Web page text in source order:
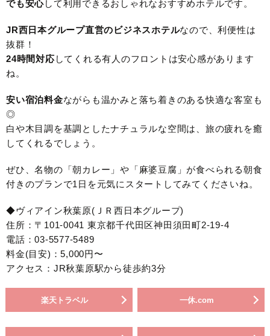
でも安心して利用できるおしゃれなおすすめホテルです。
JR西日本グループ直営のビジネスホテルなので、利便性は
抜群！
24時間対応してくれる有人のフロントは安心感があります
ね。
安い宿泊料金ながらも温かみと落ち着きのある快適な客室も
◎
白や木目調を基調としたナチュラルな空間は、旅の疲れを癒
してくれるでしょう。
ぜひ、名物の「朝カレー」や「麻婆豆腐」が食べられる朝食
付きのプランで1日を元気にスタートしてみてくださいね。
◆ヴィアイン秋葉原(ＪＲ西日本グループ)
住所：〒101-0041 東京都千代田区神田須田町2-19-4
電話：03-5577-5489
料金(目安)：5,000円〜
アクセス：JR秋葉原駅から徒歩約3分
楽天トラベル 一休.com